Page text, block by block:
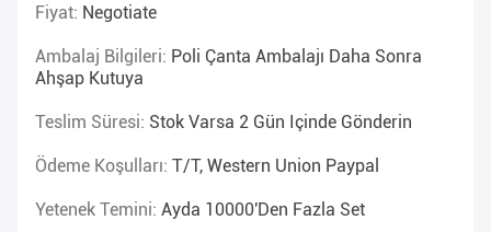
Fiyat: Negotiate
Ambalaj Bilgileri: Poli Çanta Ambalajı Daha Sonra
Ahşap Kutuya
Teslim Süresi: Stok Varsa 2 Gün Içinde Gönderin
Ödeme Koşulları: T/T, Western Union Paypal
Yetenek Temini: Ayda 10000'den Fazla Set